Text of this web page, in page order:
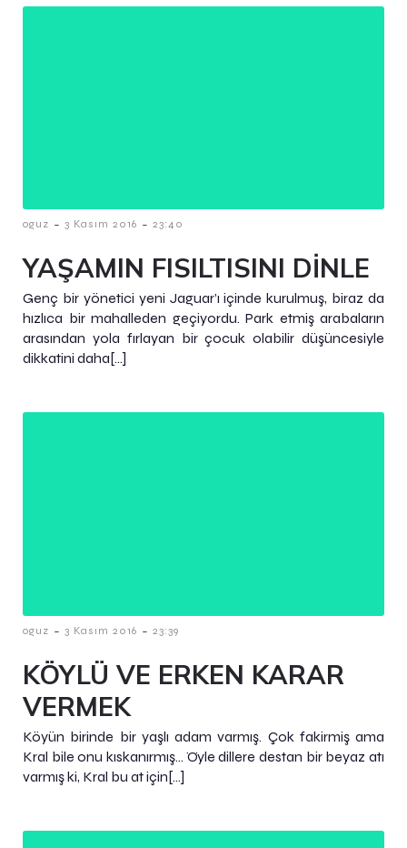
oguz - 3 Kasım 2016 - 23:40
YAŞAMIN FISILTISINI DİNLE
Genç bir yönetici yeni Jaguar’ı içinde kurulmuş, biraz da
hızlıca bir mahalleden geçiyordu. Park etmiş arabaların
arasından yola fırlayan bir çocuk olabilir düşüncesiyle
dikkatini daha[…]
oguz - 3 Kasım 2016 - 23:39
KÖYLÜ VE ERKEN KARAR
VERMEK
Köyün birinde bir yaşlı adam varmış. Çok fakirmiş ama
Kral bile onu kıskanırmış… Öyle dillere destan bir beyaz atı
varmış ki, Kral bu at için[…]